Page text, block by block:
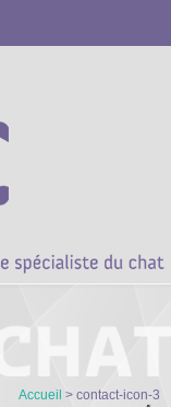
Accueil > contact-icon-3